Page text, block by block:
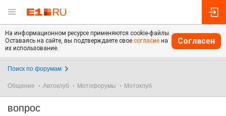
На информационном ресурсе применяются cookie-файлы.
Оставаясь на сайте, вы подтверждаете свое согласие на
их использование.
Согласен
Поиск по форумам
Общение Автоклуб Мотофорумы Мотоклуб
вопрос